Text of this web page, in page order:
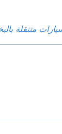
متنقلة